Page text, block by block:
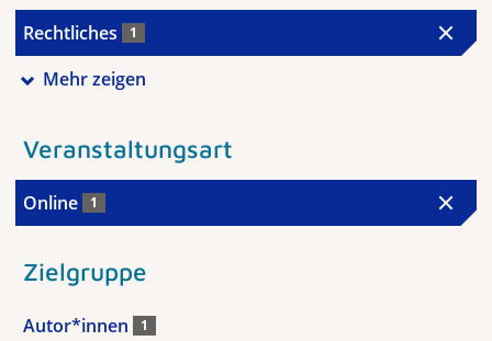
Rechtliches 1
Mehr zeigen
Veranstaltungsart
Online 1
Zielgruppe
Autor*innen 1